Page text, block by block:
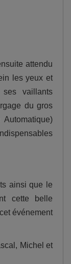
attendu
les yeux et
vaillants
du gros
ainsi que le
cette belle
événement
Michel et